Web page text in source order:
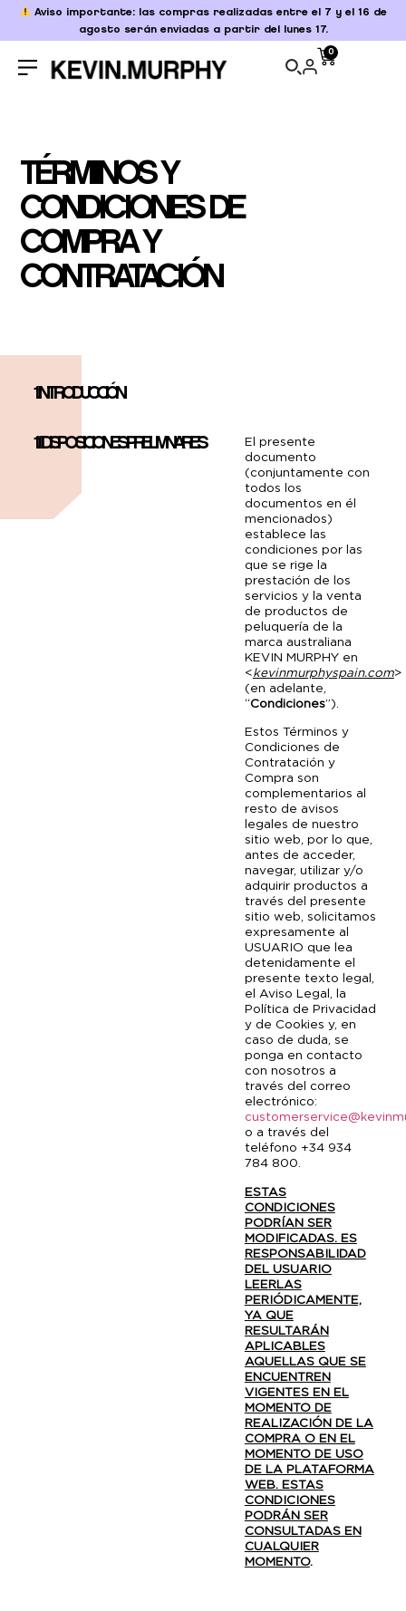
Aviso importante: las compras realizadas entre el 7 y el 16 de
agosto serán enviadas a partir del lunes 17.
0
TÉRMINOS Y
CONDICIONES DE
COMPRA Y
CONTRATACIÓN
1. INTRODUCCIÓN
1.1 DISPOSICIONES PRELIMINARES
El presente
documento
(conjuntamente con
todos los
documentos en él
mencionados)
establece las
condiciones por las
que se rige la
prestación de los
servicios y la venta
de productos de
peluquería de la
marca australiana
KEVIN MURPHY en
<kevinmurphyspain.com>
(en adelante,
“Condiciones”).
Estos Términos y
Condiciones de
Contratación y
Compra son
complementarios al
resto de avisos
legales de nuestro
sitio web, por lo que,
antes de acceder,
navegar, utilizar y/o
adquirir productos a
través del presente
sitio web, solicitamos
expresamente al
USUARIO que lea
detenidamente el
presente texto legal,
el Aviso Legal, la
Política de Privacidad
y de Cookies y, en
caso de duda, se
ponga en contacto
con nosotros a
través del correo
electrónico:
o a través del
teléfono +34 934
784 800.
ESTAS
CONDICIONES
PODRÍAN SER
MODIFICADAS. ES
RESPONSABILIDAD
DEL USUARIO
LEERLAS
PERIÓDICAMENTE,
YA QUE
RESULTARÁN
APLICABLES
AQUELLAS QUE SE
ENCUENTREN
VIGENTES EN EL
MOMENTO DE
REALIZACIÓN DE LA
COMPRA O EN EL
MOMENTO DE USO
DE LA PLATAFORMA
WEB. ESTAS
CONDICIONES
PODRÁN SER
CONSULTADAS EN
CUALQUIER
MOMENTO.